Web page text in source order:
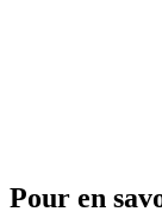
Pour en